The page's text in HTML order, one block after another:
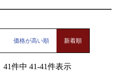
価格が高い順 新着順
41件中 41-41件表示